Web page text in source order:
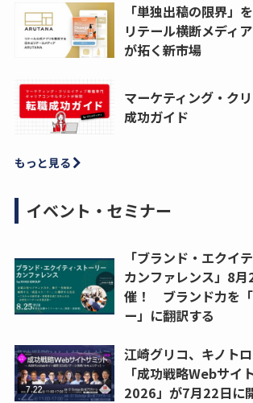
「単独出稿の限界」
リテール横断メディア
が拓く新市場
マーケティング・ク
成功ガイド
もっと見る
イベント・セミナー
「ブランド・エクイ
カンファレンス」8
催！ ブランド力を「
ー」に翻訳する
江崎グリコ、キノト
「成功戦略Webサイ
2026」が7月22日に